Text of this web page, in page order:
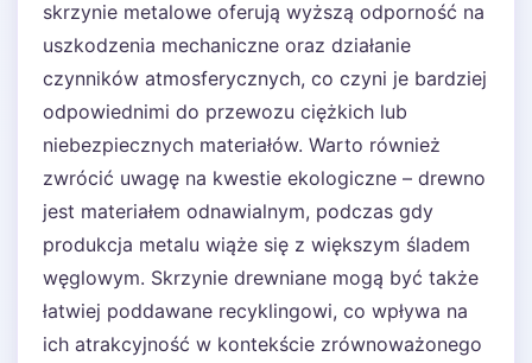
skrzynie metalowe oferują wyższą odporność na
uszkodzenia mechaniczne oraz działanie
czynników atmosferycznych, co czyni je bardziej
odpowiednimi do przewozu ciężkich lub
niebezpiecznych materiałów. Warto również
zwrócić uwagę na kwestie ekologiczne – drewno
jest materiałem odnawialnym, podczas gdy
produkcja metalu wiąże się z większym śladem
węglowym. Skrzynie drewniane mogą być także
łatwiej poddawane recyklingowi, co wpływa na
ich atrakcyjność w kontekście zrównoważonego